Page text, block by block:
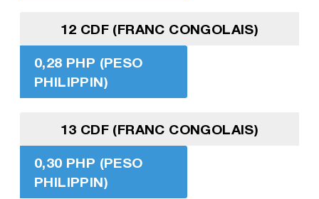
12 CDF (FRANC CONGOLAIS)
0,28 PHP (PESO
PHILIPPIN)
13 CDF (FRANC CONGOLAIS)
0,30 PHP (PESO
PHILIPPIN)